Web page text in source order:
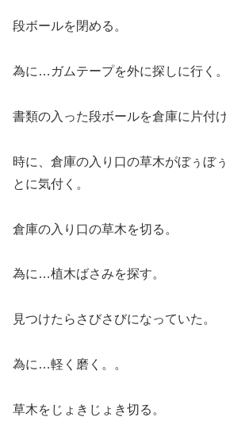
段ボールを閉める。
為に…ガムテープを外に探しに行く。
書類の入った段ボールを倉庫に片付け
時に、倉庫の入り口の草木がぼぅぼ
とに気付く。
倉庫の入り口の草木を切る。
為に…植木ばさみを探す。
見つけたらさびさびになっていた。
為に…軽く磨く。。
草木をじょきじょき切る。